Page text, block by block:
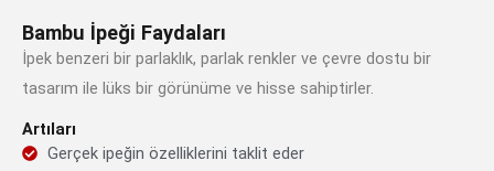
Bambu İpeği Faydaları
İpek benzeri bir parlaklık, parlak renkler ve çevre dostu bir
tasarım ile lüks bir görünüme ve hisse sahiptirler.
Artıları
Gerçek ipeğin özelliklerini taklit eder